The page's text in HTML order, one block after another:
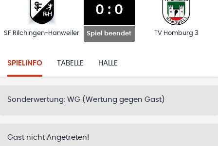
SF Rilchingen-Hanweiler
0 : 0
Spiel beendet TV Homburg 3
SPIELINFO TABELLE HALLE
Sonderwertung: WG (Wertung gegen Gast)
Gast nicht Angetreten!